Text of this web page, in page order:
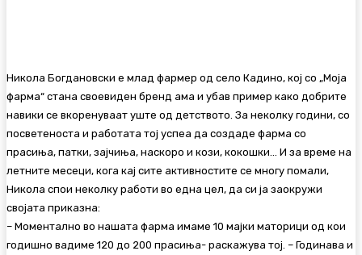
Никола Богдановски е млад фармер од село Кадино, кој со „Моја
фарма“ стана своевиден бренд ама и убав пример како добрите
навики се вкоренуваат уште од детството. За неколку години, со
посветеноста и работата тој успеа да создаде фарма со
прасиња, патки, зајчиња, наскоро и кози, кокошки… И за време на
летните месеци, кога кај сите активностите се многу помали,
Никола спои неколку работи во една цел, да си ја заокружи
својата приказна:
– Моментално во нашата фарма имаме 10 мајки маторици од кои
годишно вадиме 120 до 200 прасиња- раскажува тој. – Годинава и